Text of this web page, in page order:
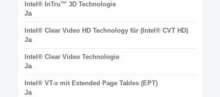
Intel® InTru™ 3D Technologie
Ja
Intel® Clear Video HD Technology für (Intel® CVT HD)
Ja
Intel® Clear Video Technologie
Ja
Intel® VT-x mit Extended Page Tables (EPT)
Ja